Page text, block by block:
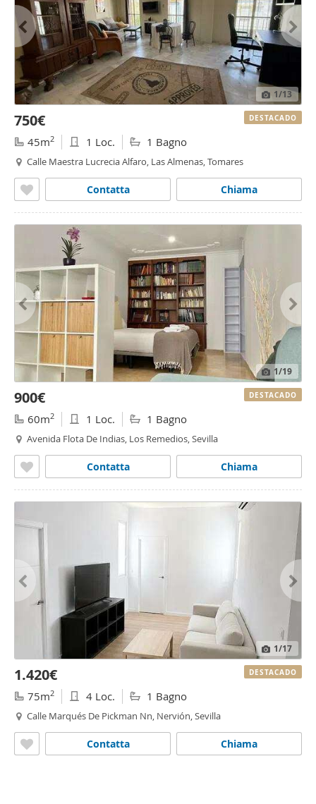
1/13
750€
45m2 1 Loc. 1 Bagno
Calle Maestra Lucrecia Alfaro, Las Almenas, Tomares
Chiama
Contatta
DESTACADO
1/19
900€
60m2 1 Loc. 1 Bagno
Avenida Flota De Indias, Los Remedios, Sevilla
Chiama
Contatta
DESTACADO
1/17
1.420€
75m2 4 Loc. 1 Bagno
Calle Marqués De Pickman Nn, Nervión, Sevilla
Chiama
Contatta
DESTACADO